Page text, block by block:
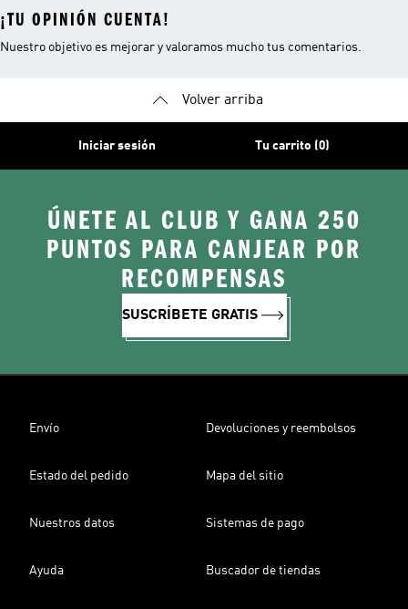
¡TU OPINIÓN CUENTA!
Nuestro objetivo es mejorar y valoramos mucho tus comentarios.
Volver arriba
Iniciar sesión Tu carrito (0)
ÚNETE AL CLUB Y GANA 250
PUNTOS PARA CANJEAR POR
RECOMPENSAS
SUSCRÍBETE GRATIS
Envío Devoluciones y reembolsos
Estado del pedido Mapa del sitio
Nuestros datos Sistemas de pago
Ayuda Buscador de tiendas